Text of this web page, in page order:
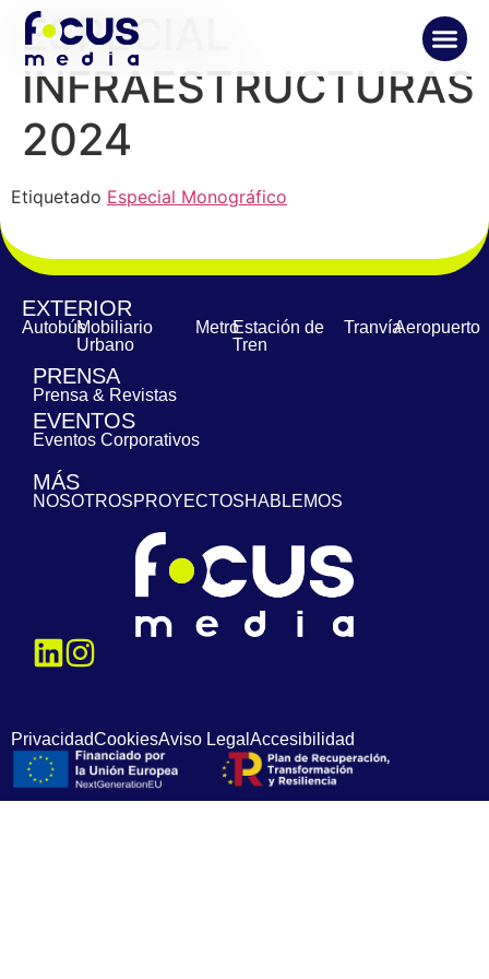
ESPECIAL
INFRAESTRUCTURAS
2024
Etiquetado Especial Monográfico
EXTERIOR
AutobúsMobiliario
Urbano
MetroEstación de
Tren
TranvíaAeropuerto
PRENSA
Prensa & Revistas
EVENTOS
Eventos Corporativos
MÁS
NOSOTROSPROYECTOSHABLEMOS
PrivacidadCookiesAviso Legal Accesibilidad